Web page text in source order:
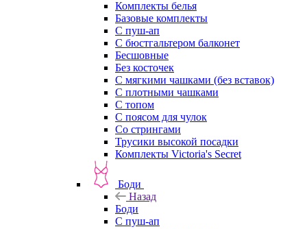
Комплекты белья
Базовые комплекты
С пуш-ап
С бюстгальтером балконет
Бесшовные
Без косточек
С мягкими чашками (без вставок)
С плотными чашками
С топом
С поясом для чулок
Со стрингами
Трусики высокой посадки
Комплекты Victoria's Secret
Боди
Назад
Боди
С пуш-ап